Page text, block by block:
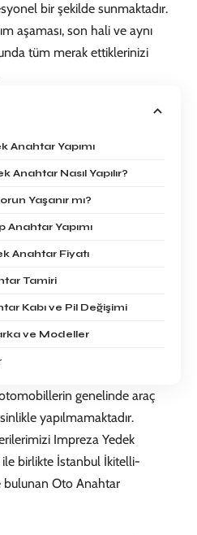
bir şekilde sunmaktadır.
aşaması, son hali ve aynı
tüm merak ettiklerinizi
Anahtar Yapımı
Nasıl Yapılır?
Yaşanır mı?
Anahtar Yapımı
Anahtar Fiyatı
Tamiri
Kabı ve Pil Değişimi
ve Modeller
genelinde araç
yapılmamaktadır.
Impreza Yedek
ile birlikte İstanbul İkitelli-
bulunan Oto Anahtar